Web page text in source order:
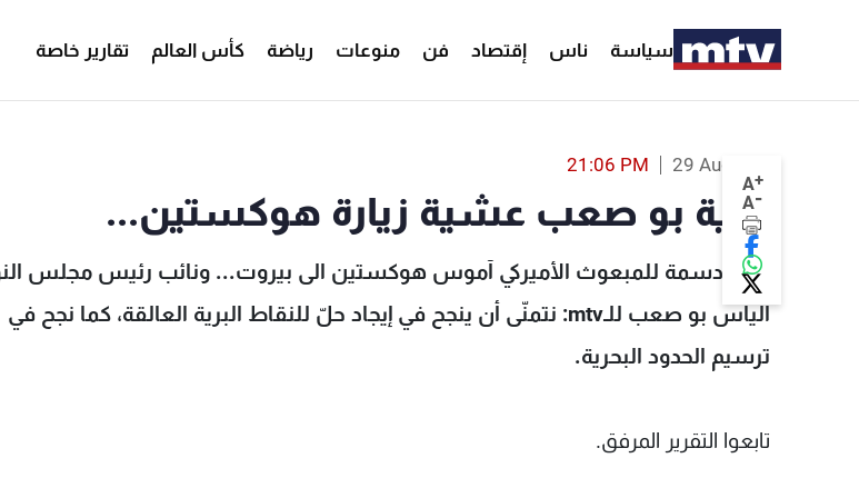
سياسة ناس إقتصاد فن منوعات رياضة كأس العالم تقارير خاصة
A+
A-
29 Aug 2023
21:06 PM
أمنية بو صعب عشية زيارة هوكستين...
زيارة دسمة للمبعوث الأميركي آموس هوكستين الى بيروت... ونائب رئيس مجلس
الياس بو صعب للـmtv: نتمنّى أن ينجح في إيجاد حلّ للنقاط البرية العالقة، كما نجح في
ترسيم الحدود البحرية.
تابعوا التقرير المرفق.